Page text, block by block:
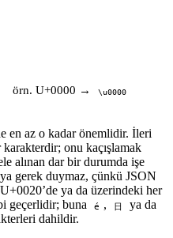
örn. U+0000 → \u0000
en az o kadar önemlidir. İleri
onu kaçışlamak
alınan dar bir durumda işe
gerek duymaz, çünkü JSON
U+0020’de ya da üzerindeki her
geçerlidir; buna
é , 日 ya da
dahildir.